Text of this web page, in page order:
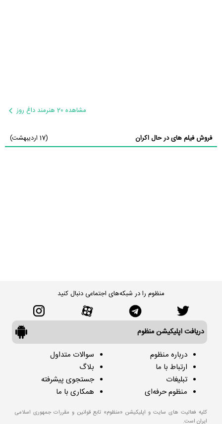
مشاهده 20 هنرمند داغ روز
فروش فیلم های در حال اکران (17 اردیبهشت)
منظوم را در شبکه‌های اجتماعی دنبال کنید
دریافت اپلیکیشن منظوم
درباره منظوم
ارتباط با ما
تبلیغات
منظوم حرفه‌ای
سوالات متداول
بلاگ
جستجوی پیشرفته
همکاری با ما
کلیه فعالیت های سایت و اپلیکیشن «منظوم» تابع قوانین و مقررات جمهوری اسلامی
ایران است.